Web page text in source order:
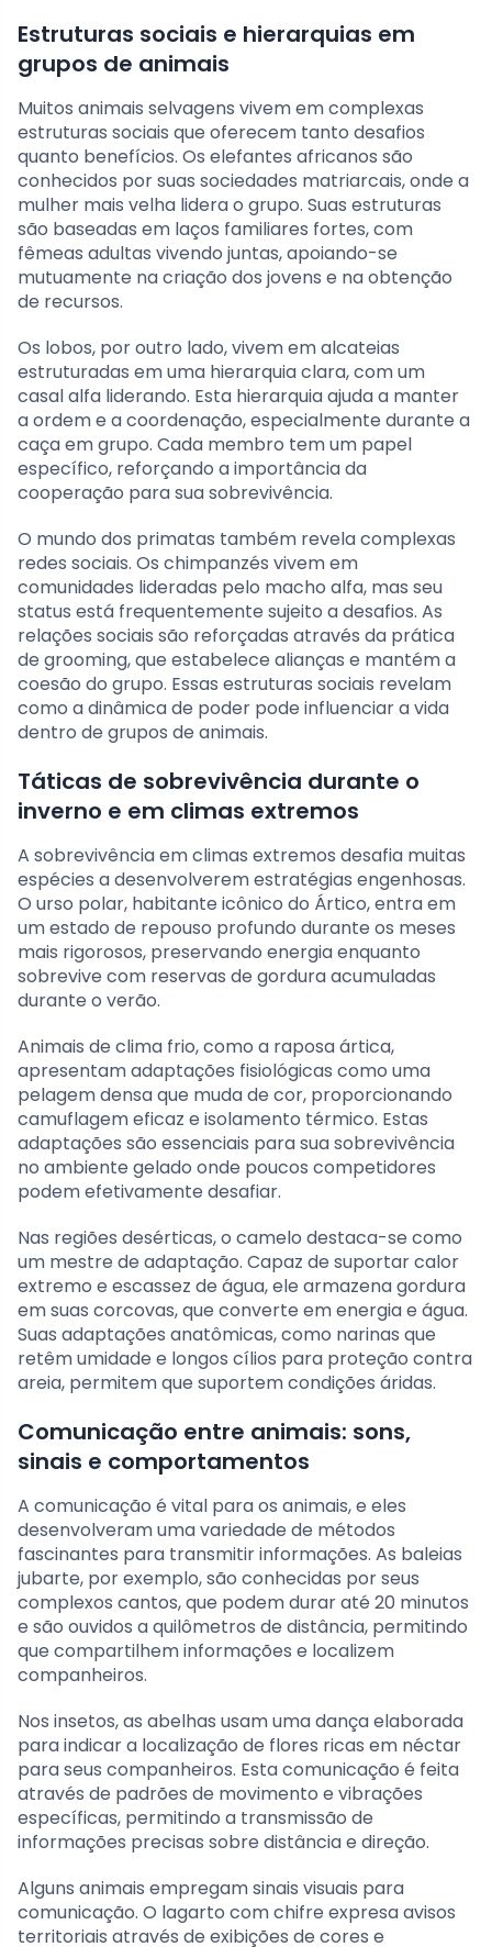
Estruturas sociais e hierarquias em
grupos de animais
Muitos animais selvagens vivem em complexas
estruturas sociais que oferecem tanto desafios
quanto benefícios. Os elefantes africanos são
conhecidos por suas sociedades matriarcais, onde a
mulher mais velha lidera o grupo. Suas estruturas
são baseadas em laços familiares fortes, com
fêmeas adultas vivendo juntas, apoiando-se
mutuamente na criação dos jovens e na obtenção
de recursos.
Os lobos, por outro lado, vivem em alcateias
estruturadas em uma hierarquia clara, com um
casal alfa liderando. Esta hierarquia ajuda a manter
a ordem e a coordenação, especialmente durante a
caça em grupo. Cada membro tem um papel
específico, reforçando a importância da
cooperação para sua sobrevivência.
O mundo dos primatas também revela complexas
redes sociais. Os chimpanzés vivem em
comunidades lideradas pelo macho alfa, mas seu
status está frequentemente sujeito a desafios. As
relações sociais são reforçadas através da prática
de grooming, que estabelece alianças e mantém a
coesão do grupo. Essas estruturas sociais revelam
como a dinâmica de poder pode influenciar a vida
dentro de grupos de animais.
Táticas de sobrevivência durante o
inverno e em climas extremos
A sobrevivência em climas extremos desafia muitas
espécies a desenvolverem estratégias engenhosas.
O urso polar, habitante icônico do Ártico, entra em
um estado de repouso profundo durante os meses
mais rigorosos, preservando energia enquanto
sobrevive com reservas de gordura acumuladas
durante o verão.
Animais de clima frio, como a raposa ártica,
apresentam adaptações fisiológicas como uma
pelagem densa que muda de cor, proporcionando
camuflagem eficaz e isolamento térmico. Estas
adaptações são essenciais para sua sobrevivência
no ambiente gelado onde poucos competidores
podem efetivamente desafiar.
Nas regiões desérticas, o camelo destaca-se como
um mestre de adaptação. Capaz de suportar calor
extremo e escassez de água, ele armazena gordura
em suas corcovas, que converte em energia e água.
Suas adaptações anatômicas, como narinas que
retêm umidade e longos cílios para proteção contra
areia, permitem que suportem condições áridas.
Comunicação entre animais: sons,
sinais e comportamentos
A comunicação é vital para os animais, e eles
desenvolveram uma variedade de métodos
fascinantes para transmitir informações. As baleias
jubarte, por exemplo, são conhecidas por seus
complexos cantos, que podem durar até 20 minutos
e são ouvidos a quilômetros de distância, permitindo
que compartilhem informações e localizem
companheiros.
Nos insetos, as abelhas usam uma dança elaborada
para indicar a localização de flores ricas em néctar
para seus companheiros. Esta comunicação é feita
através de padrões de movimento e vibrações
específicas, permitindo a transmissão de
informações precisas sobre distância e direção.
Alguns animais empregam sinais visuais para
comunicação. O lagarto com chifre expresa avisos
territoriais através de exibições de cores e